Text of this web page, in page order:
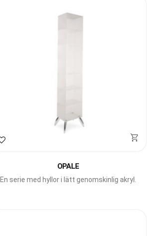
Lägg till i favoriter
OPALE
En serie med hyllor i lätt genomskinlig akryl.